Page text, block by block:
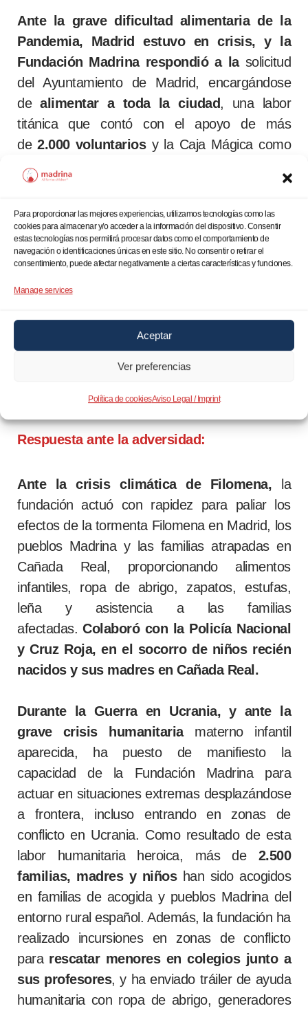
Para proporcionar las mejores experiencias, utilizamos tecnologías como las
cookies para almacenar y/o acceder a la información del dispositivo. Consentir
estas tecnologías nos permitirá procesar datos como el comportamiento de
navegación o identificaciones únicas en este sitio. No consentir o retirar el
consentimiento, puede afectar negativamente a ciertas características y funciones.
Manage services
Aceptar
Ver preferencias
Política de cookiesAviso Legal / Imprint
Ante la grave dificultad alimentaria de la
Pandemia, Madrid estuvo en crisis,y la
Fundación Madrina respondió a la solicitud
del Ayuntamiento de Madrid, encargándose
dealimentar a toda la ciudad, una labor
titánica que contó con el apoyo de más
de2.000 voluntariosy la Caja Mágica como
centro logístico. La colaboración con la
Fundación WCK, Correos y DB Schenker fue
fundamental para el éxito de esta operación.
Respuesta ante la adversidad:
Ante la crisis climática deFilomena, la
fundación actuó con rapidez para paliar los
efectos de la tormenta Filomena en Madrid, los
pueblos Madrina y las familias atrapadas en
Cañada Real, proporcionando alimentos
infantiles, ropa de abrigo, zapatos, estufas,
leña y asistencia a las familias
afectadas.Colaboró con la Policía Nacional
y Cruz Roja, en el socorro de niños recién
nacidos y sus madres en Cañada Real.
Durante laGuerra en Ucrania, y ante la
grave crisis humanitariamaterno infantil
aparecida, ha puesto de manifiesto la
capacidad de la Fundación Madrina para
actuar en situaciones extremas desplazándose
a frontera, incluso entrando en zonas de
conflicto en Ucrania. Como resultado de esta
labor humanitaria heroica, más de 2.500
familias, madres y niñoshan sido acogidos
en familias de acogida y pueblos Madrina del
entorno rural español. Además, la fundación ha
realizado incursiones en zonas de conflicto
para rescatar menores en colegios junto a
sus profesores, y ha enviado tráiler de ayuda
humanitaria con ropa de abrigo, generadores